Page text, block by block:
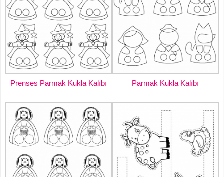
Prenses Parmak Kukla Kalıbı Parmak Kukla Kalıbı